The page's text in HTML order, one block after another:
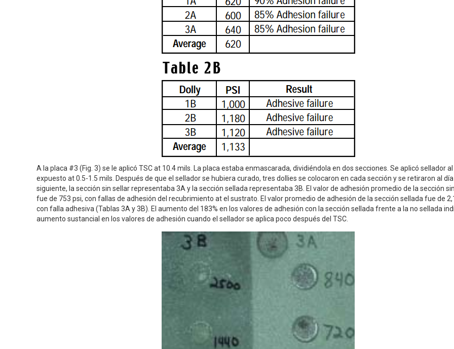
A la placa #3 (Fig. 3) se le aplicó TSC at 10.4 mils. La placa estaba enmascarada, dividiéndola en dos secciones. Se aplicó sellador al
expuesto at 0.5-1.5 mils. Después de que el sellador se hubiera curado, tres dollies se colocaron en cada sección y se retiraron al día
siguiente, la sección sin sellar representaba 3A y la sección sellada representaba 3B. El valor de adhesión promedio de la sección
fue de 753 psi, con fallas de adhesión del recubrimiento at el sustrato. El valor promedio de adhesión de la sección sellada fue de
con falla adhesiva (Tablas 3A y 3B). El aumento del 183% en los valores de adhesión con la sección sellada frente a la no sellada
aumento sustancial en los valores de adhesión cuando el sellador se aplica poco después del TSC.